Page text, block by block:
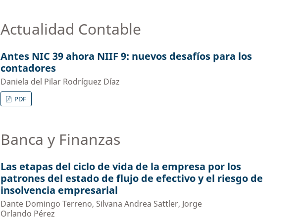
Actualidad Contable
Antes NIC 39 ahora NIIF 9: nuevos desafíos para los
contadores
Daniela del Pilar Rodríguez Díaz
PDF
Banca y Finanzas
Las etapas del ciclo de vida de la empresa por los
patrones del estado de flujo de efectivo y el riesgo de
insolvencia empresarial
Dante Domingo Terreno, Silvana Andrea Sattler, Jorge
Orlando Pérez